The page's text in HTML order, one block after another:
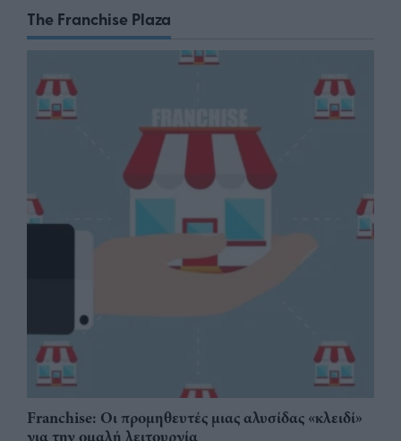
The Franchise Plaza
Franchise: Οι προμηθευτές μιας αλυσίδας «κλειδί»
για την ομαλή λειτουργία